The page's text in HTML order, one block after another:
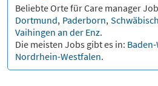
Beliebte Orte fürCare manager
Dortmund, Paderborn,
Vaihingen an der Enz.
Die meisten Jobs gibt es in:
Nordrhein-Westfalen.